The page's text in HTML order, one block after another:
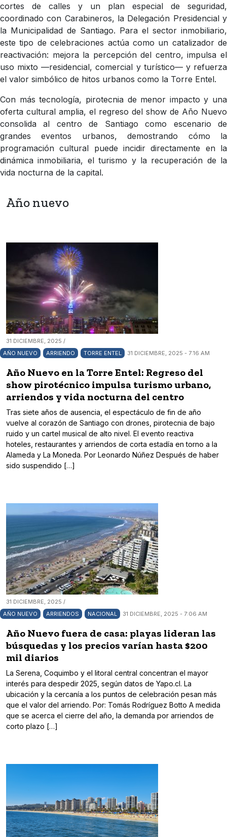
cortes de calles y un plan especial de seguridad,
coordinado con Carabineros, la Delegación Presidencial y
la Municipalidad de Santiago. Para el sector inmobiliario,
este tipo de celebraciones actúa como un catalizador de
reactivación: mejora la percepción del centro, impulsa el
uso mixto —residencial, comercial y turístico— y refuerza
el valor simbólico de hitos urbanos como la Torre Entel.
Con más tecnología, pirotecnia de menor impacto y una
oferta cultural amplia, el regreso del show de Año Nuevo
consolida al centro de Santiago como escenario de
grandes eventos urbanos, demostrando cómo la
programación cultural puede incidir directamente en la
dinámica inmobiliaria, el turismo y la recuperación de la
vida nocturna de la capital.
Año nuevo
31 DICIEMBRE, 2025 /
AÑO NUEVO
ARRIENDO TORRE ENTEL 31 DICIEMBRE, 2025 - 7:16 AM
Año Nuevo en la Torre Entel: Regreso del
show pirotécnico impulsa turismo urbano,
arriendos y vida nocturna del centro
Tras siete años de ausencia, el espectáculo de fin de año
vuelve al corazón de Santiago con drones, pirotecnia de bajo
ruido y un cartel musical de alto nivel. El evento reactiva
hoteles, restaurantes y arriendos de corta estadía en torno a la
Alameda y La Moneda. Por Leonardo Núñez Después de haber
sido suspendido […]
31 DICIEMBRE, 2025 /
AÑO NUEVO
ARRIENDOS NACIONAL 31 DICIEMBRE, 2025 - 7:06 AM
Año Nuevo fuera de casa: playas lideran las
búsquedas y los precios varían hasta $200
mil diarios
La Serena, Coquimbo y el litoral central concentran el mayor
interés para despedir 2025, según datos de Yapo.cl. La
ubicación y la cercanía a los puntos de celebración pesan más
que el valor del arriendo. Por: Tomás Rodríguez Botto A medida
que se acerca el cierre del año, la demanda por arriendos de
corto plazo […]